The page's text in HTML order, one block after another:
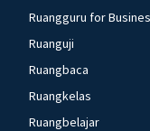
Ruangguru for
Ruanguji
Ruangbaca
Ruangkelas
Ruangbelajar